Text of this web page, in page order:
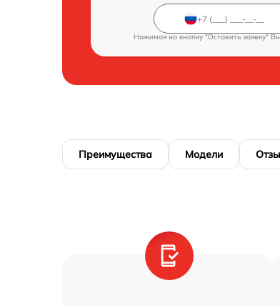
Нажимая на кнопку "Оставить заявку"
Преимущества Модели